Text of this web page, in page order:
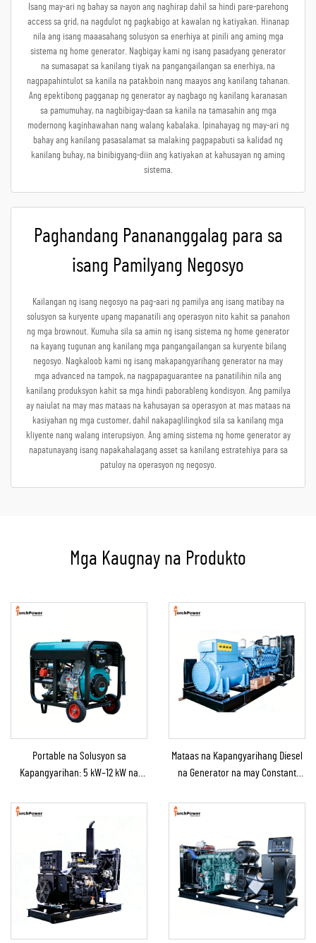
Isang may-ari ng bahay sa nayon ang naghirap dahil sa hindi pare-parehong
access sa grid, na nagdulot ng pagkabigo at kawalan ng katiyakan. Hinanap
nila ang isang maaasahang solusyon sa enerhiya at pinili ang aming mga
sistema ng home generator. Nagbigay kami ng isang pasadyang generator
na sumasapat sa kanilang tiyak na pangangailangan sa enerhiya, na
nagpapahintulot sa kanila na patakboin nang maayos ang kanilang tahanan.
Ang epektibong pagganap ng generator ay nagbago ng kanilang karanasan
sa pamumuhay, na nagbibigay-daan sa kanila na tamasahin ang mga
modernong kaginhawahan nang walang kabalaka. Ipinahayag ng may-ari ng
bahay ang kanilang pasasalamat sa malaking pagpapabuti sa kalidad ng
kanilang buhay, na binibigyang-diin ang katiyakan at kahusayan ng aming
sistema.
Paghandang Panananggalag para sa
isang Pamilyang Negosyo
Kailangan ng isang negosyo na pag-aari ng pamilya ang isang matibay na
solusyon sa kuryente upang mapanatili ang operasyon nito kahit sa panahon
ng mga brownout. Kumuha sila sa amin ng isang sistema ng home generator
na kayang tugunan ang kanilang mga pangangailangan sa kuryente bilang
negosyo. Nagkaloob kami ng isang makapangyarihang generator na may
mga advanced na tampok, na nagpapaguarantee na panatilihin nila ang
kanilang produksyon kahit sa mga hindi paborableng kondisyon. Ang pamilya
ay naiulat na may mas mataas na kahusayan sa operasyon at mas mataas na
kasiyahan ng mga customer, dahil nakapaglilingkod sila sa kanilang mga
kliyente nang walang interupsiyon. Ang aming sistema ng home generator ay
napatunayang isang napakahalagang asset sa kanilang estratehiya para sa
patuloy na operasyon ng negosyo.
Mga Kaugnay na Produkto
Portable na Solusyon sa
Kapangyarihan: 5 kW–12 kW na
Bahay/Tindahan/Konstruksyon/Backup
sa Emergency
Mataas na Kapangyarihang Diesel
na Generator na may Constant
Mining/Produksyon sa Pabrika at